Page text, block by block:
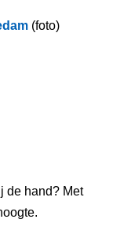
(foto)
de hand? Met